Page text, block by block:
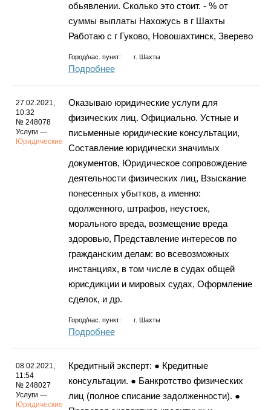
обьявлении. Сколько это стоит. - % от
суммы выплаты Нахожусь в г Шахты
Работаю с г Гуково, Новошахтинск, Зверево
Город/нас. пункт: г. Шахты
Подробнее
27.02.2021,
10:32
№ 248078
Услуги —
Юридические
Оказываю юридические услуги для
физических лиц. Официально. Устные и
письменные юридические консультации,
Составление юридически значимых
документов, Юридическое сопровождение
деятельности физических лиц, Взыскание
понесенных убытков, а именно:
одолженного, штрафов, неустоек,
морального вреда, возмещение вреда
здоровью, Представление интересов по
гражданским делам: во всевозможных
инстанциях, в том числе в судах общей
юрисдикции и мировых судах, Оформление
сделок, и др.
Город/нас. пункт: г. Шахты
Подробнее
08.02.2021,
11:54
№ 248027
Услуги —
Юридические
Кредитный эксперт: ● Кредитные
консультации. ● Банкротство физических
лиц (полное списание задолженности). ●